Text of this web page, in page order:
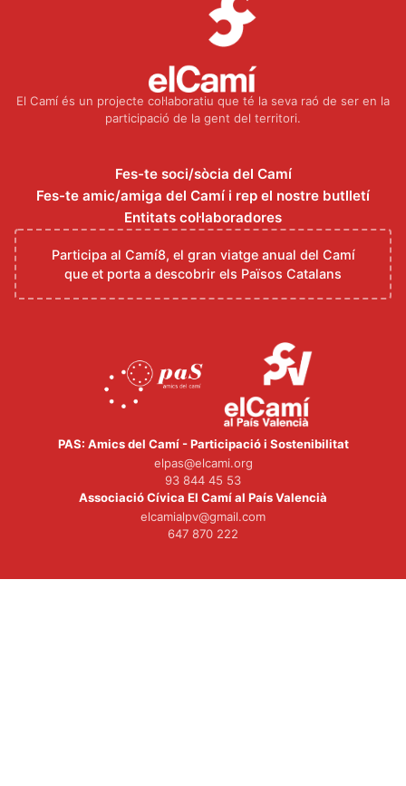
El Camí és un projecte col·laboratiu que té la seva raó de ser en la
participació de la gent del territori.
Fes-te soci/sòcia del Camí
Fes-te amic/amiga del Camí i rep el nostre butlletí
Entitats col·laboradores
Participa al Camí8, el gran viatge anual del Camí
que et porta a descobrir els Països Catalans
PAS: Amics del Camí - Participació i Sostenibilitat
elpas@elcami.org
93 844 45 53
Associació Cívica El Camí al País Valencià
elcamialpv@gmail.com
647 870 222